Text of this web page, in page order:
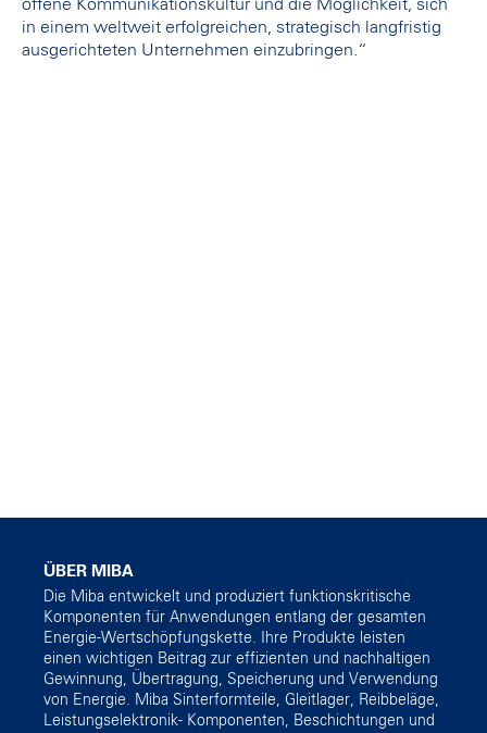
offene Kommunikationskultur und die Möglichkeit, sich
in einem weltweit erfolgreichen, strategisch langfristig
ausgerichteten Unternehmen einzubringen.“
ÜBER MIBA
Die Miba entwickelt und produziert funktionskritische
Komponenten für Anwendungen entlang der gesamten
Energie-Wertschöpfungskette. Ihre Produkte leisten
einen wichtigen Beitrag zur effizienten und nachhaltigen
Gewinnung, Übertragung, Speicherung und Verwendung
von Energie. Miba Sinterformteile, Gleitlager, Reibbeläge,
Leistungselektronik- Komponenten, Beschichtungen und